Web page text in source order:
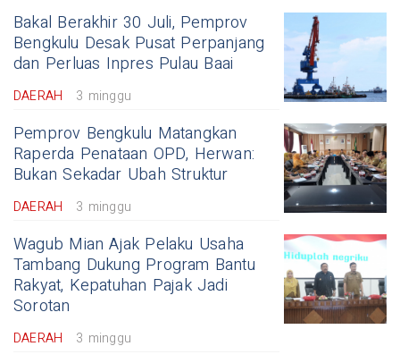
Bakal Berakhir 30 Juli, Pemprov
Bengkulu Desak Pusat Perpanjang
dan Perluas Inpres Pulau Baai
DAERAH 3 minggu
Pemprov Bengkulu Matangkan
Raperda Penataan OPD, Herwan:
Bukan Sekadar Ubah Struktur
DAERAH 3 minggu
Wagub Mian Ajak Pelaku Usaha
Tambang Dukung Program Bantu
Rakyat, Kepatuhan Pajak Jadi
Sorotan
DAERAH 3 minggu